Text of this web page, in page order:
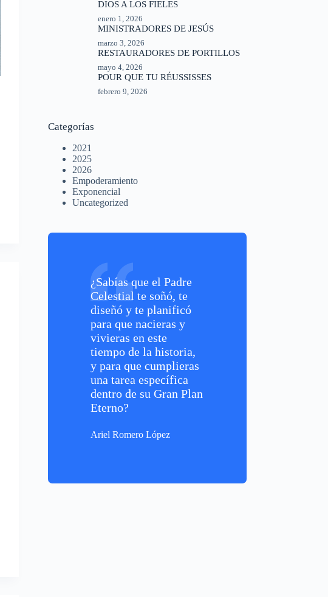
DIOS A LOS FIELES
enero 1, 2026
MINISTRADORES DE JESÚS
marzo 3, 2026
RESTAURADORES DE PORTILLOS
mayo 4, 2026
POUR QUE TU RÉUSSISSES
febrero 9, 2026
Categorías
2021
2025
2026
Empoderamiento
Exponencial
Uncategorized
¿Sabías que el Padre
Celestial te soñó, te
diseñó y te planificó
para que nacieras y
vivieras en este
tiempo de la historia,
y para que cumplieras
una tarea específica
dentro de su Gran Plan
Eterno?
Ariel Romero López